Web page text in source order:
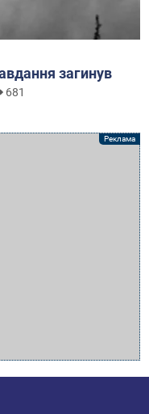
загинув
681